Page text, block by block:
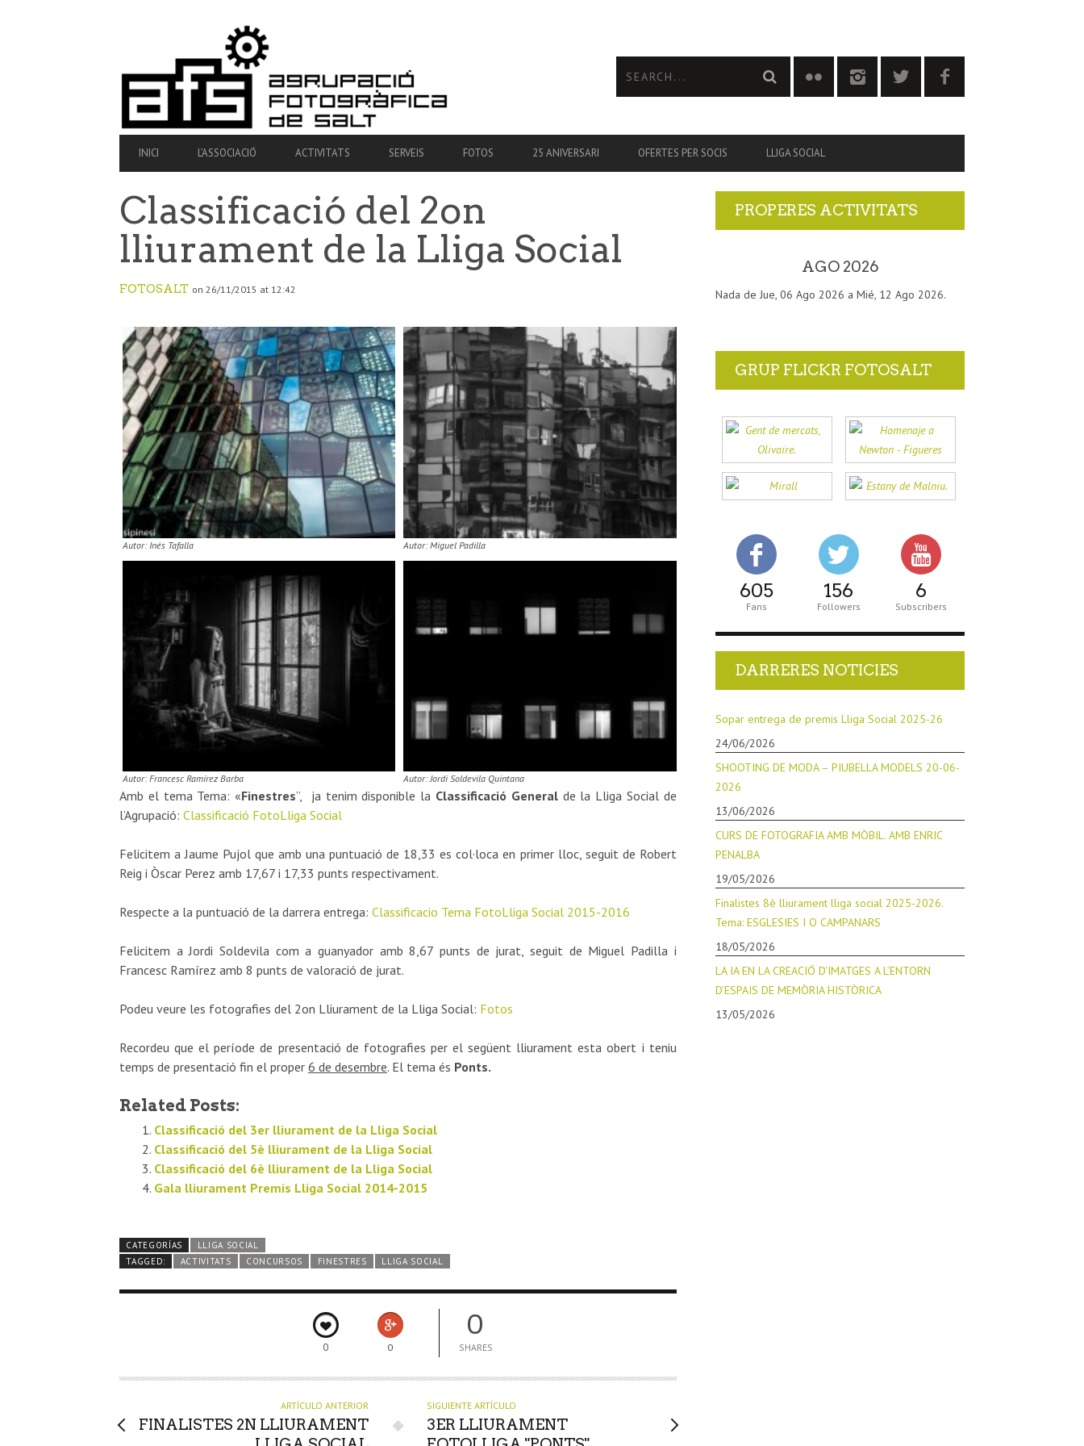
NAVIGATION
PRIMARY
NAVIGATION
INICI L’ASSOCIACIÓ ACTIVITATS SERVEIS FOTOS 25 ANIVERSARI OFERTES PER SOCIS LLIGA SOCIAL
Classificació del 2on
lliurament de la Lliga Social
FOTOSALT on 26/11/2015 at 12:42
Autor: Inés Tafalla Autor: Miguel Padilla
Autor: Francesc Ramírez Barba Autor: Jordi Soldevila Quintana
Amb el tema Tema: «Finestres”, ja tenim disponible la Classificació Generalde la Lliga Social de
l’Agrupació: Classificació FotoLliga Social
Felicitem a Jaume Pujol que amb una puntuació de 18,33 es col·loca en primer lloc, seguit de Robert
Reig i Òscar Perez amb 17,67 i 17,33 punts respectivament.
Respecte a la puntuació de la darrera entrega: Classificacio Tema FotoLliga Social 2015-2016
Felicitem a Jordi Soldevila com a guanyador amb 8,67 punts de jurat, seguit de Miguel Padilla i
Francesc Ramírez amb 8 punts de valoració de jurat.
Podeu veure les fotografies del 2on Lliurament de la Lliga Social: Fotos
Recordeu que el període de presentació de fotografies per el següent lliurament esta obert i teniu
temps de presentació fin el proper 6 de desembre. El tema és Ponts.
Related Posts:
Classificació del 3er lliurament de la Lliga Social
Classificació del 5è lliurament de la Lliga Social
Classificació del 6è lliurament de la Lliga Social
Gala lliurament Premis Lliga Social 2014-2015
CATEGORÍAS
LLIGA SOCIAL
TAGGED:
ACTIVITATS CONCURSOS FINESTRES LLIGA SOCIAL
0 0
0
SHARES
ARTÍCULO ANTERIOR
FINALISTES 2N LLIURAMENT
SIGUIENTE ARTÍCULO
3ER LLIURAMENT
PROPERES ACTIVITATS
AGO 2026
Nada de Jue, 06 Ago 2026 a Mié, 12 Ago 2026.
GRUP FLICKR FOTOSALT
605
Fans
156
Followers
6
Subscribers
DARRERES NOTICIES
Sopar entrega de premis Lliga Social 2025-26
24/06/2026
SHOOTING DE MODA – PIUBELLA MODELS 20-06-
2026
13/06/2026
CURS DE FOTOGRAFIA AMB MÒBIL. AMB ENRIC
PENALBA
19/05/2026
Finalistes 8è lliurament lliga social 2025-2026.
Tema: ESGLESIES I O CAMPANARS
18/05/2026
LA IA EN LA CREACIÓ D’IMATGES A L’ENTORN
D’ESPAIS DE MEMÒRIA HISTÒRICA
13/05/2026